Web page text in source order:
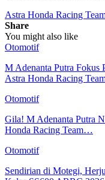
Astra Honda Racing
Share
You might also like
Otomotif
M Adenanta Putra Fokus
Astra Honda Racing
Otomotif
Gila! M Adenanta Putra
Honda Racing Team…
Otomotif
Sendirian di Motegi,